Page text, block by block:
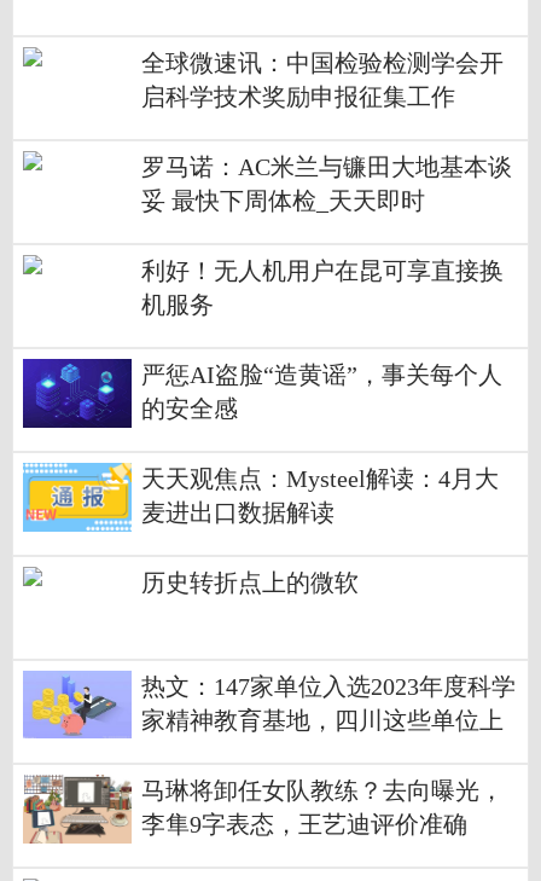
全球微速讯：中国检验检测学会开
启科学技术奖励申报征集工作
罗马诺：AC米兰与镰田大地基本谈
妥 最快下周体检_天天即时
利好！无人机用户在昆可享直接换
机服务
严惩AI盗脸“造黄谣”，事关每个人
的安全感
天天观焦点：Mysteel解读：4月大
麦进出口数据解读
历史转折点上的微软
热文：147家单位入选2023年度科学
家精神教育基地，四川这些单位上
马琳将卸任女队教练？去向曝光，
李隼9字表态，王艺迪评价准确